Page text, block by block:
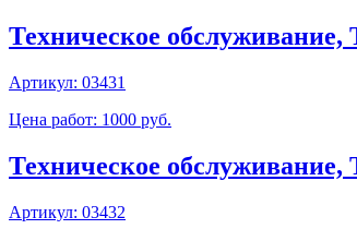
Техническое
Артикул: 03431
Цена работ: 1000 руб.
Техническое
Артикул: 03432